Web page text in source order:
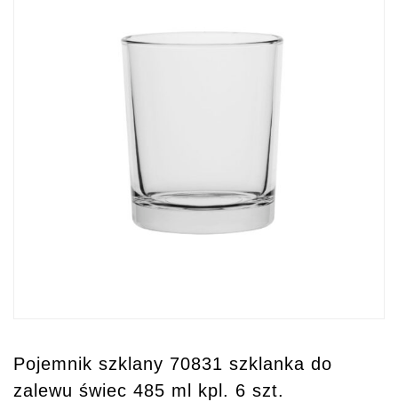
Pojemnik szklany 70831 szklanka do
zalewu świec 485 ml kpl. 6 szt.